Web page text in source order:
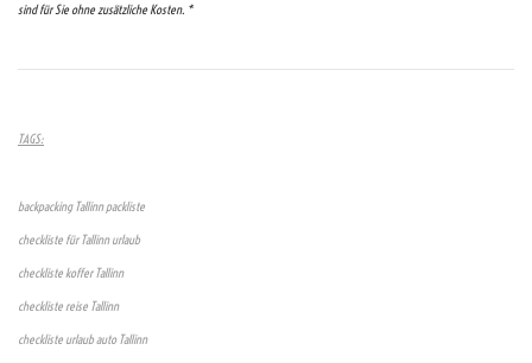
sind für Sie ohne zusätzliche Kosten. *
TAGS:
backpacking Tallinn packliste
checkliste für Tallinn urlaub
checkliste koffer Tallinn
checkliste reise Tallinn
checkliste urlaub auto Tallinn